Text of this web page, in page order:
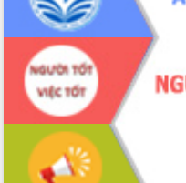
Phó Chủ tịch Thường trực UBND tỉnh
Hồ Thị Nguyên Thảo làm việc tại Trung
tâm Phục vụ hành chính công xã Ea
Phê
Xây dựng nền hành chính số đồng
hành cùng nông dân dân, doanh nghiệp
Giai đoạn 2026-2030, Đắk Lắk phấn
đấu có 77% xã đạt chuẩn nông thôn
mới